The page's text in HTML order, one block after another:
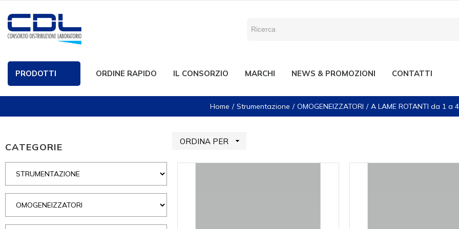
PRODOTTI ORDINE RAPIDO IL CONSORZIO MARCHI NEWS & PROMOZIONI CONTATTI
Home Strumentazione OMOGENEIZZATORI A LAME ROTANTI da 1 a
CATEGORIE ORDINA PER 